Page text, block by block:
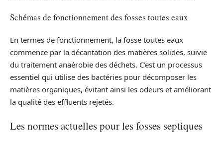
Schémas de fonctionnement des fosses toutes eaux
En termes de fonctionnement, la fosse toutes eaux
commence par la décantation des matières solides, suivie
du traitement anaérobie des déchets. C’est un processus
essentiel qui utilise des bactéries pour décomposer les
matières organiques, évitant ainsi les odeurs et améliorant
la qualité des effluents rejetés.
Les normes actuelles pour les fosses septiques